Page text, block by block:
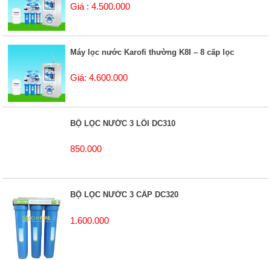
Giá : 4.500.000
Máy lọc nước Karofi thường K8I – 8 cấp lọc
Giá: 4.600.000
BỘ LỌC NƯỚC 3 LÕI DC310
850.000
BỘ LỌC NƯỚC 3 CẤP DC320
1.600.000